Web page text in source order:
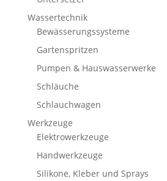
Wassertechnik
Bewässerungssysteme
Gartenspritzen
Pumpen & Hauswasserwerke
Schläuche
Schlauchwagen
Werkzeuge
Elektrowerkzeuge
Handwerkzeuge
Silikone, Kleber und Sprays